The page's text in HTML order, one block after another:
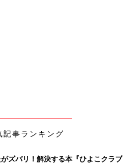
よね”と聞くと、父は“大丈夫だよ”と
事ランキング
ズバリ！解決する本『ひよこクラブ